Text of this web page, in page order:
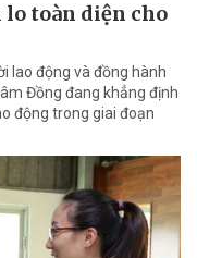
lo toàn diện cho
lao động và đồng hành
Đồng đang khẳng định
động trong giai đoạn